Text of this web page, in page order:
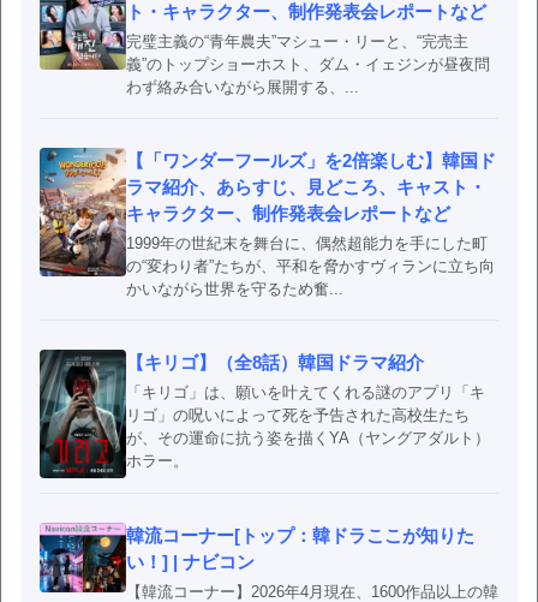
ト・キャラクター、制作発表会レポートなど
完璧主義の“青年農夫”マシュー・リーと、“完売主
義”のトップショーホスト、ダム・イェジンが昼夜問
わず絡み合いながら展開する、...
【「ワンダーフールズ」を2倍楽しむ】韓国ド
ラマ紹介、あらすじ、見どころ、キャスト・
キャラクター、制作発表会レポートなど
1999年の世紀末を舞台に、偶然超能力を手にした町
の“変わり者”たちが、平和を脅かすヴィランに立ち向
かいながら世界を守るため奮...
【キリゴ】（全8話）韓国ドラマ紹介
「キリゴ」は、願いを叶えてくれる謎のアプリ「キ
リゴ」の呪いによって死を予告された高校生たち
が、その運命に抗う姿を描くYA（ヤングアダルト）
ホラー。
韓流コーナー[トップ：韓ドラここが知りた
い！] | ナビコン
【韓流コーナー】2026年4月現在、1600作品以上の韓